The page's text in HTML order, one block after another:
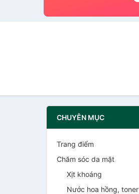
CHUYÊN MỤC
Trang điểm
Chăm sóc da mặt
Xịt khoáng
Nước hoa hồng, toner